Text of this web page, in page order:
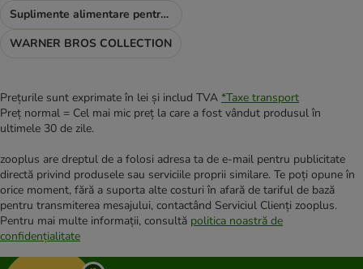
Suplimente alimentare pentru câini
WARNER BROS COLLECTION
Prețurile sunt exprimate în lei și includ TVA *Taxe transport
Preț normal = Cel mai mic preț la care a fost vândut produsul în
ultimele 30 de zile.
zooplus are dreptul de a folosi adresa ta de e-mail pentru publicitate
directă privind produsele sau serviciile proprii similare. Te poți opune în
orice moment, fără a suporta alte costuri în afară de tariful de bază
pentru transmiterea mesajului, contactând Serviciul Clienți zooplus.
Pentru mai multe informații, consultă politica noastră de
confidențialitate